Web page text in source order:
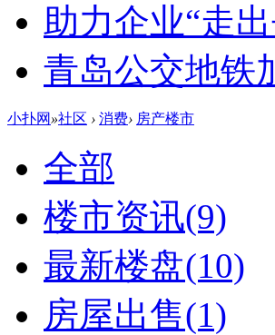
助力企业“走
青岛公交地铁
小扑网 »社区 › 消费› 房产楼市
全部
楼市资讯(9)
最新楼盘(10)
房屋出售(1)